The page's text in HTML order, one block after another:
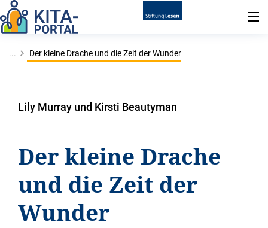
... Der kleine Drache und die Zeit der Wunder
Lily Murray und Kirsti Beautyman
Der kleine Drache
und die Zeit der
Wunder